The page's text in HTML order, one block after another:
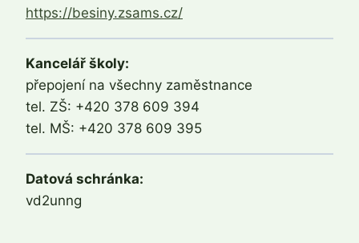
https://besiny.zsams.cz/
Kancelář školy:
přepojení na všechny zaměstnance
tel. ZŠ: +420 378 609 394
tel. MŠ: +420 378 609 395
Datová schránka:
vd2unng